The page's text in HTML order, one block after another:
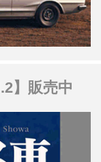
】販売中